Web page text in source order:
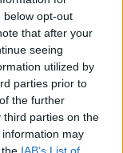
below opt-out
that after your
seeing
utilized by
parties prior to
the further
third parties on the
information may
IAB’s List of